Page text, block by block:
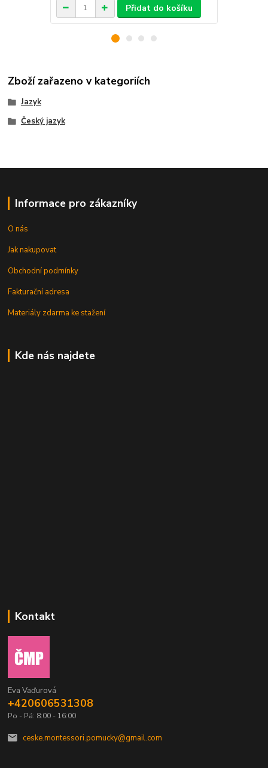
Přidat do košíku
Zboží zařazeno v kategoriích
Jazyk
Český jazyk
Informace pro zákazníky
O nás
Jak nakupovat
Obchodní podmínky
Fakturační adresa
Materiály zdarma ke stažení
Kde nás najdete
Kontakt
Eva Vaďurová
+420606531308
Po - Pá: 8:00 - 16:00
ceske.montessori.pomucky@gmail.com